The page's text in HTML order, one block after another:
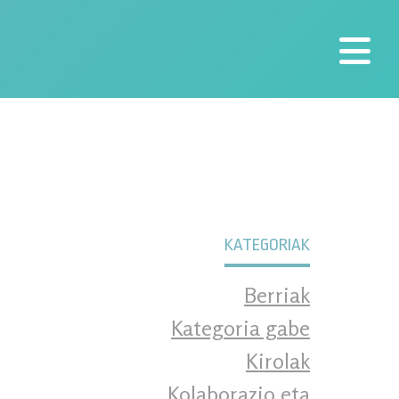
KATEGORIAK
Berriak
Kategoria gabe
Kirolak